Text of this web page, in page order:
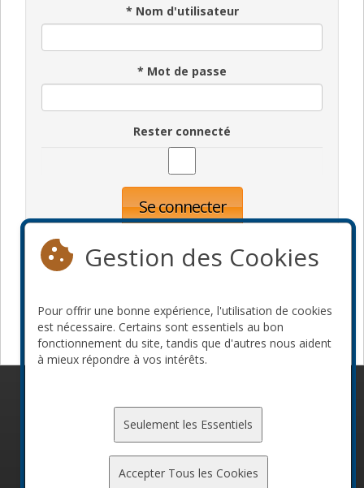
* Nom d'utilisateur
* Mot de passe
Rester connecté
Se connecter
Devenir commanditaire
Gestion des Cookies
Pour offrir une bonne expérience, l'utilisation de cookies
est nécessaire. Certains sont essentiels au bon
fonctionnement du site, tandis que d'autres nous aident
à mieux répondre à vos intérêts.
Seulement les Essentiels
Accepter Tous les Cookies